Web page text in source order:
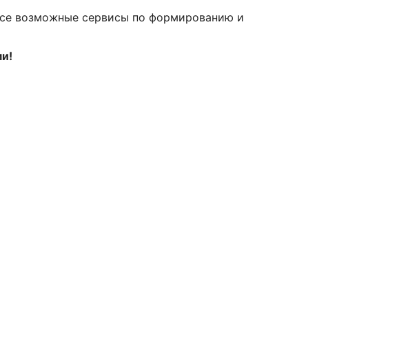
возможные сервисы по формированию и